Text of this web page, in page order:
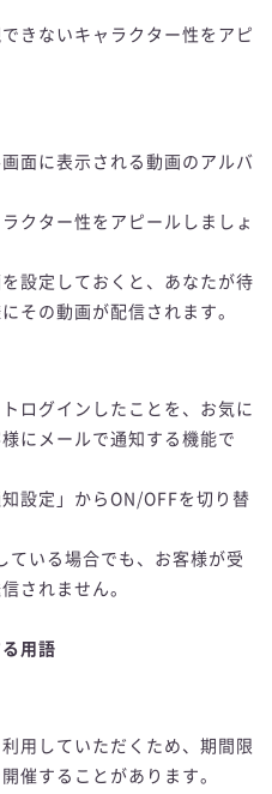
きないキャラクター性をアピ
面に表示される動画のアルバ
クター性をアピールしましょ
設定しておくと、あなたが待
その動画が配信されます。
ログインしたことを、お気に
にメールで通知する機能で
設定」からON/OFFを切り替
ている場合でも、お客様が受
されません。
用語
用していただくため、期間限
催することがあります。